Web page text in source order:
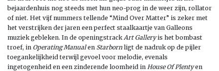
bejaardenhuis nog steeds met hun neo-prog in de weer zijn, rollator
of niet. Het vijf nummers tellende “Mind Over Matter” is zeker met
het verstrijken der jaren een perfect staalkaartje van Galleons
muziek gebleken. In de openingstrack Art Galleryis het bombast
troef, in Operating Manualen Starbornligt de nadruk op de pijler
toegankelijkheid terwijl gevoel voor melodie, evenals
ingetogenheid en een zinderende loomheid in House Of Plentyen